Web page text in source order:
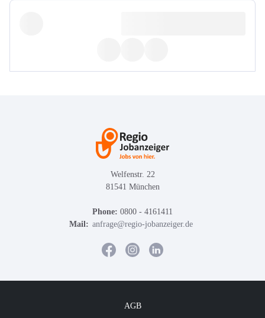
Welfenstr. 22
81541 München
Phone: 0800 - 4161411
Mail: anfrage@regio-jobanzeiger.de
AGB